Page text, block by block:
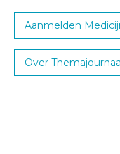
Aanmelden
Over